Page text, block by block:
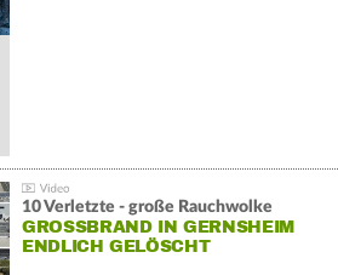
10 Verletzte - große Rauchwolke
GROSSBRAND IN GERNSHEIM E
NDLICH GELÖSCHT